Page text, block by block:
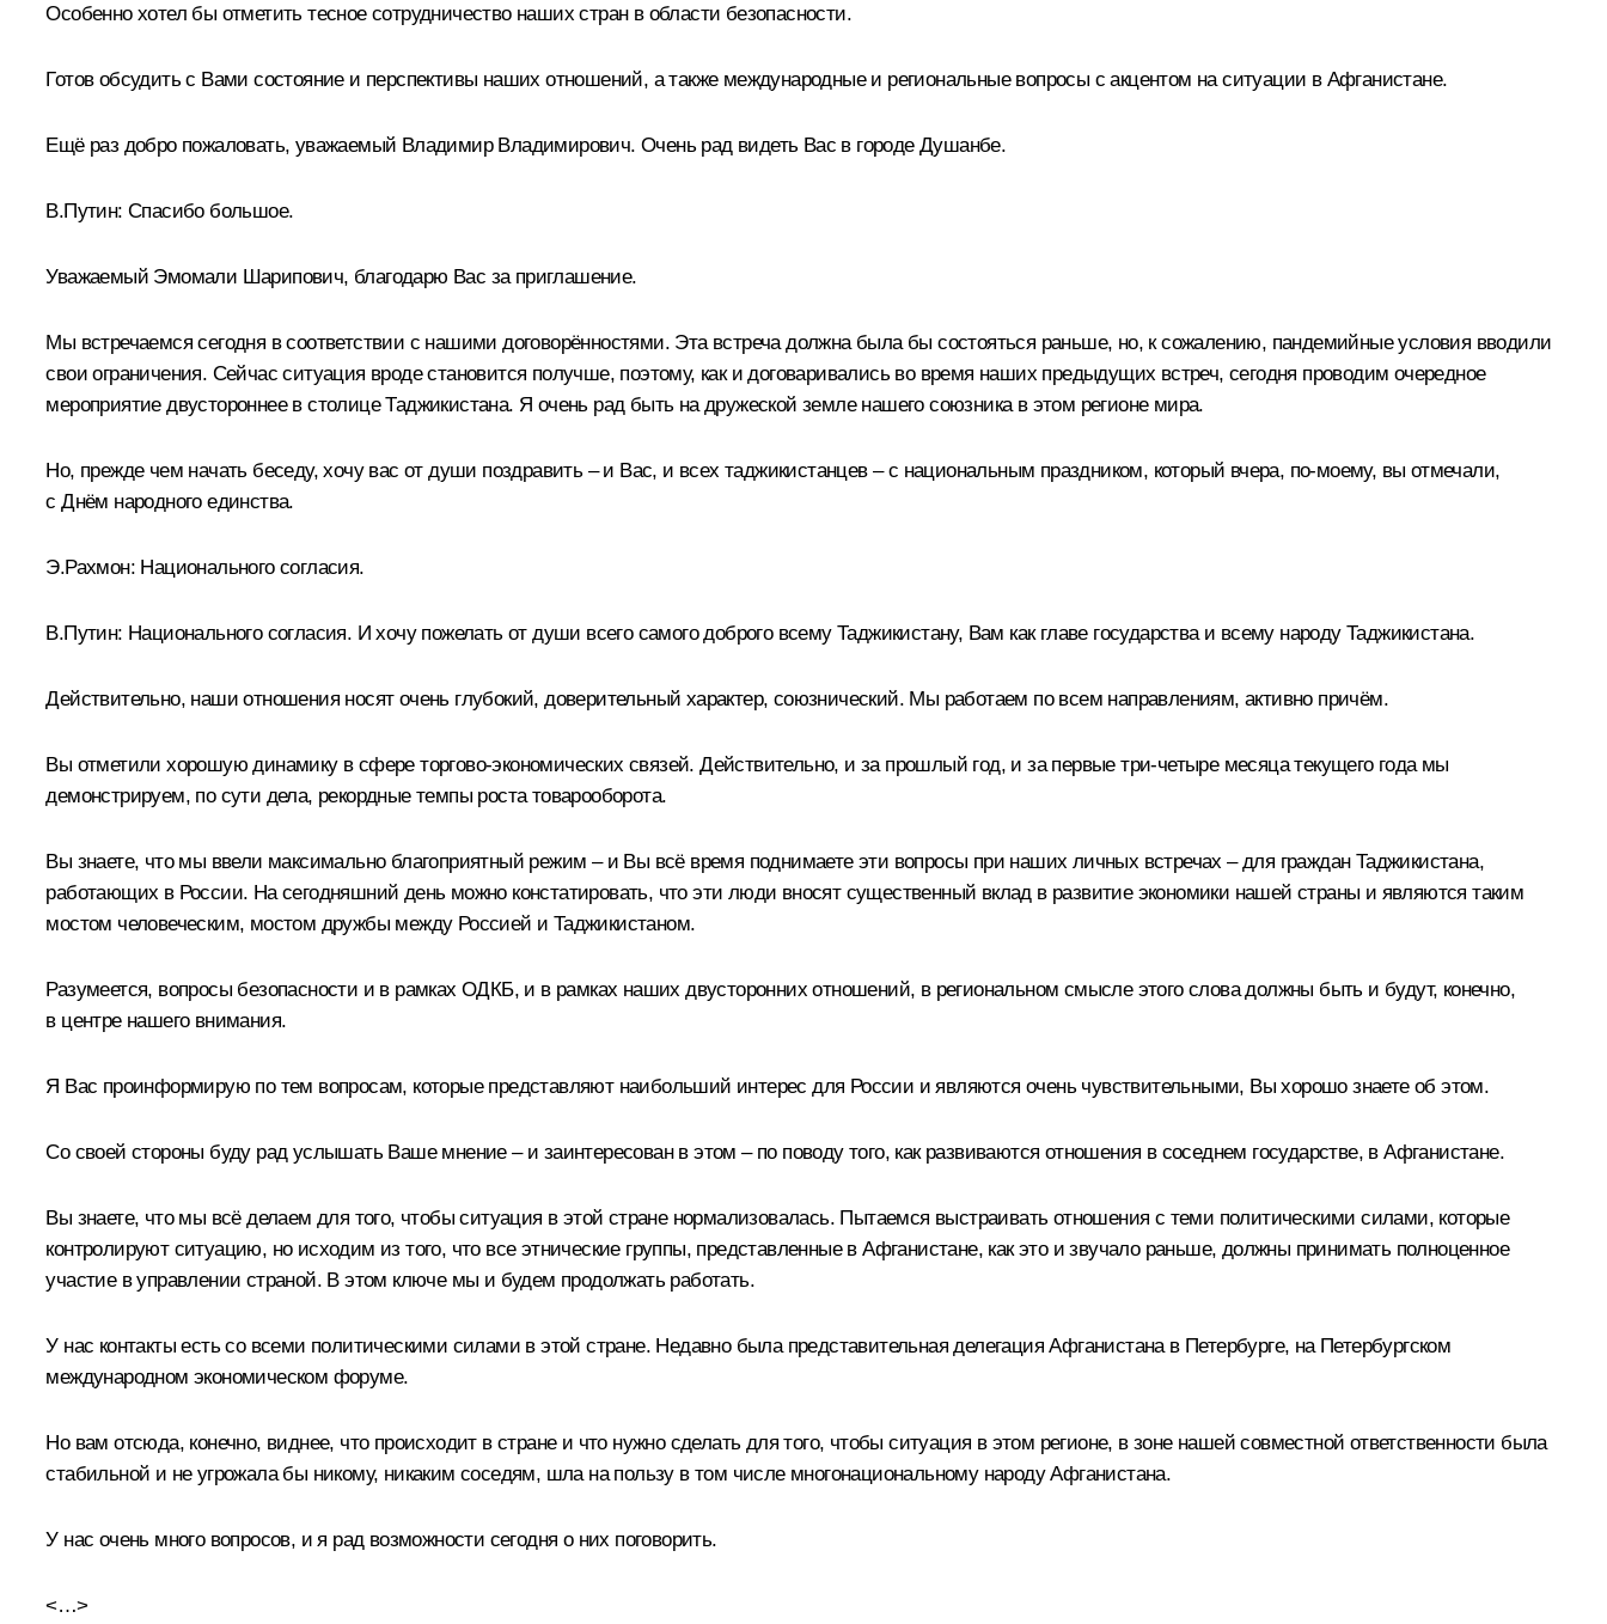
Особенно хотел бы отметить тесное сотрудничество наших стран в области безопасности.
Готов обсудить с Вами состояние и перспективы наших отношений, а также международные и региональные вопросы с акцентом на ситуации в Афганистане.
Ещё раз добро пожаловать, уважаемый Владимир Владимирович. Очень рад видеть Вас в городе Душанбе.
В.Путин: Спасибо большое.
Уважаемый Эмомали Шарипович, благодарю Вас за приглашение.
Мы встречаемся сегодня в соответствии с нашими договорённостями. Эта встреча должна была бы состояться раньше, но, к сожалению, пандемийные условия вводили
свои ограничения. Сейчас ситуация вроде становится получше, поэтому, как и договаривались во время наших предыдущих встреч, сегодня проводим очередное
мероприятие двустороннее в столице Таджикистана. Я очень рад быть на дружеской земле нашего союзника в этом регионе мира.
Но, прежде чем начать беседу, хочу вас от души поздравить – и Вас, и всех таджикистанцев – с национальным праздником, который вчера, по-моему, вы отмечали,
с Днём народного единства.
Э.Рахмон: Национального согласия.
В.Путин: Национального согласия. И хочу пожелать от души всего самого доброго всему Таджикистану, Вам как главе государства и всему народу Таджикистана.
Действительно, наши отношения носят очень глубокий, доверительный характер, союзнический. Мы работаем по всем направлениям, активно причём.
Вы отметили хорошую динамику в сфере торгово-экономических связей. Действительно, и за прошлый год, и за первые три-четыре месяца текущего года мы
демонстрируем, по сути дела, рекордные темпы роста товарооборота.
Вы знаете, что мы ввели максимально благоприятный режим – и Вы всё время поднимаете эти вопросы при наших личных встречах – для граждан Таджикистана,
работающих в России. На сегодняшний день можно констатировать, что эти люди вносят существенный вклад в развитие экономики нашей страны и являются таким
мостом человеческим, мостом дружбы между Россией и Таджикистаном.
Разумеется, вопросы безопасности и в рамках ОДКБ, и в рамках наших двусторонних отношений, в региональном смысле этого слова должны быть и будут, конечно,
в центре нашего внимания.
Я Вас проинформирую по тем вопросам, которые представляют наибольший интерес для России и являются очень чувствительными, Вы хорошо знаете об этом.
Со своей стороны буду рад услышать Ваше мнение – и заинтересован в этом – по поводу того, как развиваются отношения в соседнем государстве, в Афганистане.
Вы знаете, что мы всё делаем для того, чтобы ситуация в этой стране нормализовалась. Пытаемся выстраивать отношения с теми политическими силами, которые
контролируют ситуацию, но исходим из того, что все этнические группы, представленные в Афганистане, как это и звучало раньше, должны принимать полноценное
участие в управлении страной. В этом ключе мы и будем продолжать работать.
У нас контакты есть со всеми политическими силами в этой стране. Недавно была представительная делегация Афганистана в Петербурге, на Петербургском
международном экономическом форуме.
Но вам отсюда, конечно, виднее, что происходит в стране и что нужно сделать для того, чтобы ситуация в этом регионе, в зоне нашей совместной ответственности была
стабильной и не угрожала бы никому, никаким соседям, шла на пользу в том числе многонациональному народу Афганистана.
У нас очень много вопросов, и я рад возможности сегодня о них поговорить.
<…>